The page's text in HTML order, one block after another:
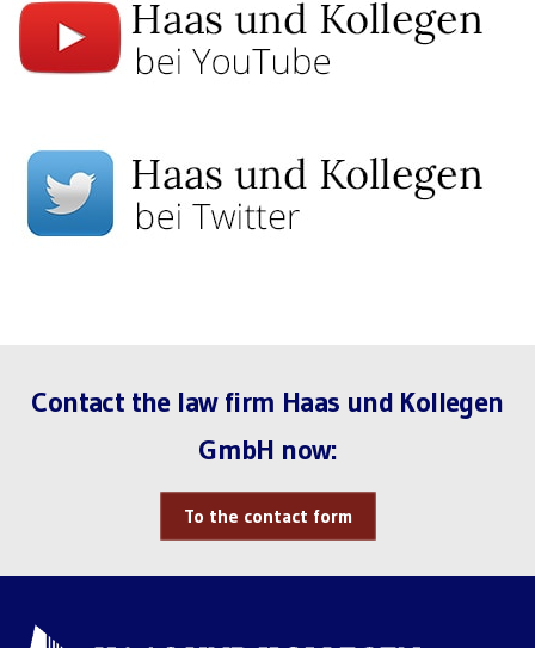
Contact the law firm Haas und Kollegen
GmbH now:
To the contact form